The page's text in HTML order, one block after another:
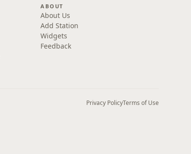
ABOUT
About Us
Add Station
Widgets
Feedback
Privacy PolicyTerms of Use